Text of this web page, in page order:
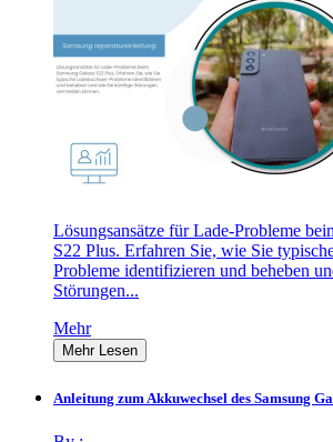
Lösungsansätze für Lade-Probleme
S22 Plus. Erfahren Sie, wie Sie
Probleme identifizieren und beheben
Störungen...
Mehr
Mehr Lesen
Anleitung zum Akkuwechsel des Samsung